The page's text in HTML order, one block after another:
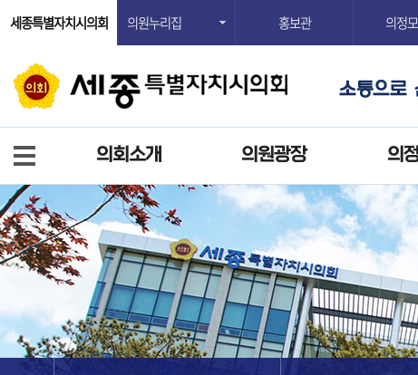
세종특별자치시의회 의원누리집 홍보관 의정
의회소개 의원광장 의